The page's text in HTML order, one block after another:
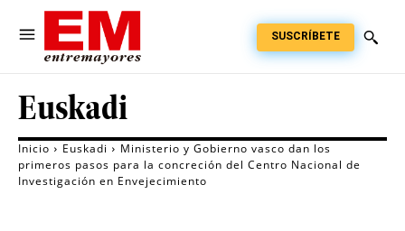
SUSCRÍBETE
Euskadi
Inicio Euskadi
Ministerio y Gobierno vasco dan los
primeros pasos para la concreción del Centro Nacional de
Investigación en Envejecimiento